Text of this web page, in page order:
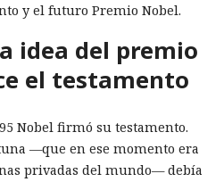
y el futuro Premio Nobel.
idea del premio
el testamento
Nobel firmó su testamento.
—que en ese momento era
privadas del mundo— debía